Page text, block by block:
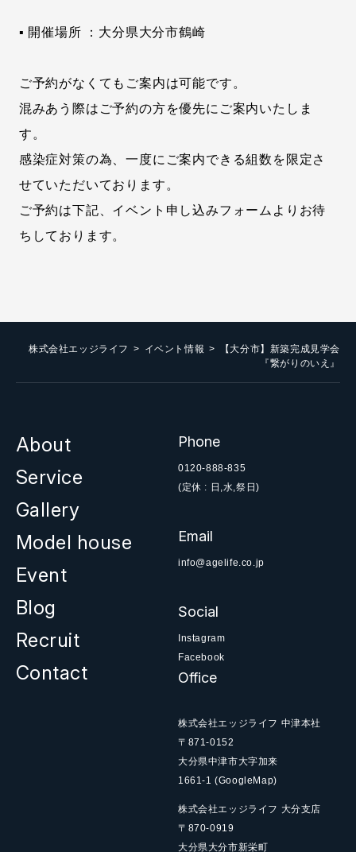
▪ 開催場所 ：大分県大分市鶴崎
ご予約がなくてもご案内は可能です。
混みあう際はご予約の方を優先にご案内いたしま
す。
感染症対策の為、一度にご案内できる組数を限定さ
せていただいております。
ご予約は下記、イベント申し込みフォームよりお待
ちしております。
株式会社エッジライフ イベント情報
【大分市】新築完成見学会
『繋がりのいえ』
About
Service
Gallery
Model house
Event
Blog
Recruit
Contact
Phone
0120-888-835
(定休 : 日,水,祭日)
Email
info@agelife.co.jp
Social
Instagram
Facebook
Office
株式会社エッジライフ 中津本社
〒871-0152
大分県中津市大字加来
1661-1(GoogleMap)
株式会社エッジライフ 大分支店
〒870-0919
大分県大分市新栄町